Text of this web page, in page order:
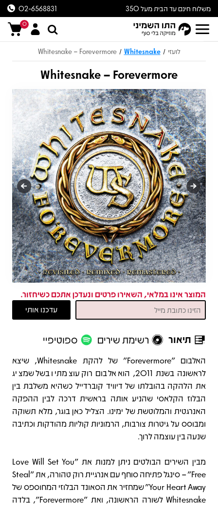
משלוח חינם עד הבית מעל 350
ש״ח
02-6568831
0
לועזי /
Whitesnake
/
Whitesnake – Forevermore
Whitesnake – Forevermore
המוצר אינו במלאי, השאירו פרטים ונעדכן אתכם כשיחזור.
תיאור רשימת שירים ספוטיפיי
תיאור
האלבום "Forevermore" של להקת Whitesnake, שיצא
לראשונה בשנת 2011, הוא אלבום רוק עוצמתי ובשל שמציג
את הלהקה בהובלתו של דיוויד קוברדייל כשהיא משלבת בין
הבלוז הקלאסי שהניע אותה בראשית דרכה לבין ההפקה
האנרגטית והמלוטשת של ימינו. הצליל כאן בוגר, מלא תשוקה
ומבוסס על גיטרות צורבות, הרמוניות קוליות מהודקות וכתיבה
שנעה בין עוצמה לרוך.
מבין השירים הבולטים ניתן למנות את "Love Will Set You
Free" – סינגל פתיחה סוחף עם אנרגיית רוק טהורה, את "Steal
Your Heart Away" שמחזיר את הסאונד הבלוזי המחוספס של
Whitesnake לשורה הראשונה, ואת "Forevermore", בלדה